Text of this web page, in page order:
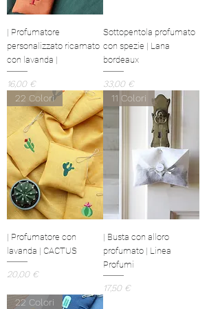
| Profumatore
personalizzato ricamato
con lavanda |
Prezzo
16,00 €
Sottopentola profumato
con spezie | Lana
bordeaux
Prezzo
33,00 €
22 Colori
| Profumatore con
lavanda | CACTUS
Prezzo
20,00 €
11 Colori
| Busta con alloro
profumato | Linea
Profumi
Prezzo
17,50 €
22 Colori